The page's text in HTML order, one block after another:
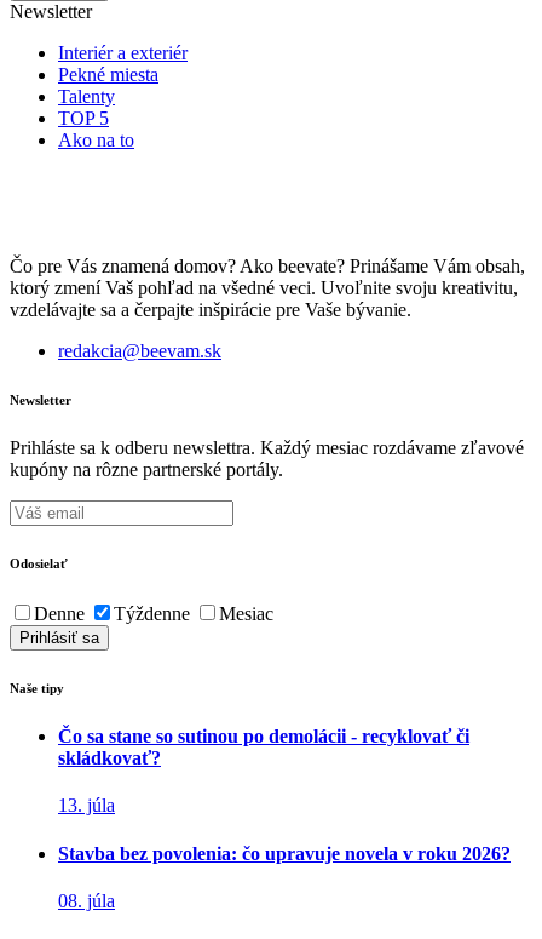
Newsletter
Interiér a exteriér
Pekné miesta
Talenty
TOP 5
Ako na to
Čo pre Vás znamená domov? Ako beevate? Prinášame Vám obsah,
ktorý zmení Vaš pohľad na všedné veci. Uvoľnite svoju kreativitu,
vzdelávajte sa a čerpajte inšpirácie pre Vaše bývanie.
redakcia@beevam.sk
Newsletter
Prihláste sa k odberu newslettra. Každý mesiac rozdávame zľavové
kupóny na rôzne partnerské portály.
Odosielať
Denne Týždenne Mesiac
Naše tipy
Čo sa stane so sutinou po demolácii - recyklovať či
skládkovať?
13. júla
Stavba bez povolenia: čo upravuje novela v roku 2026?
08. júla